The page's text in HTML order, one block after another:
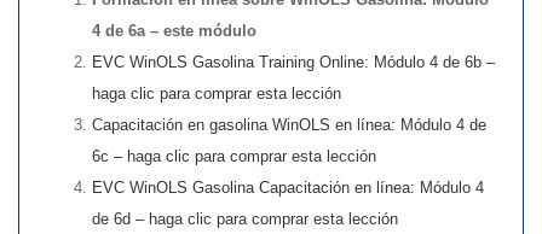
4 de 6a – este módulo
EVC WinOLS Gasolina Training Online: Módulo 4 de 6b –
haga clic para comprar esta lección
Capacitación en gasolina WinOLS en línea: Módulo 4 de
6c – haga clic para comprar esta lección
EVC WinOLS Gasolina Capacitación en línea: Módulo 4
de 6d – haga clic para comprar esta lección